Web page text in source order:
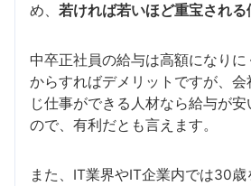
め、 若ければ若いほど重宝される
中卒正社員の給与は高額になり
からすればデメリットですが、
じ仕事ができる人材なら給与が
ので、有利だとも言えます。
また、IT業界やIT企業内では30